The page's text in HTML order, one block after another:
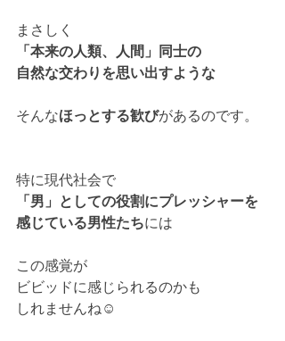
まさしく
「本来の人類、人間」同士の
自然な交わりを思い出すような
そんなほっとする歓びがあるのです。
特に現代社会で
「男」としての役割にプレッシャーを
感じている男性たちには
この感覚が
ビビッドに感じられるのかも
しれませんね☺